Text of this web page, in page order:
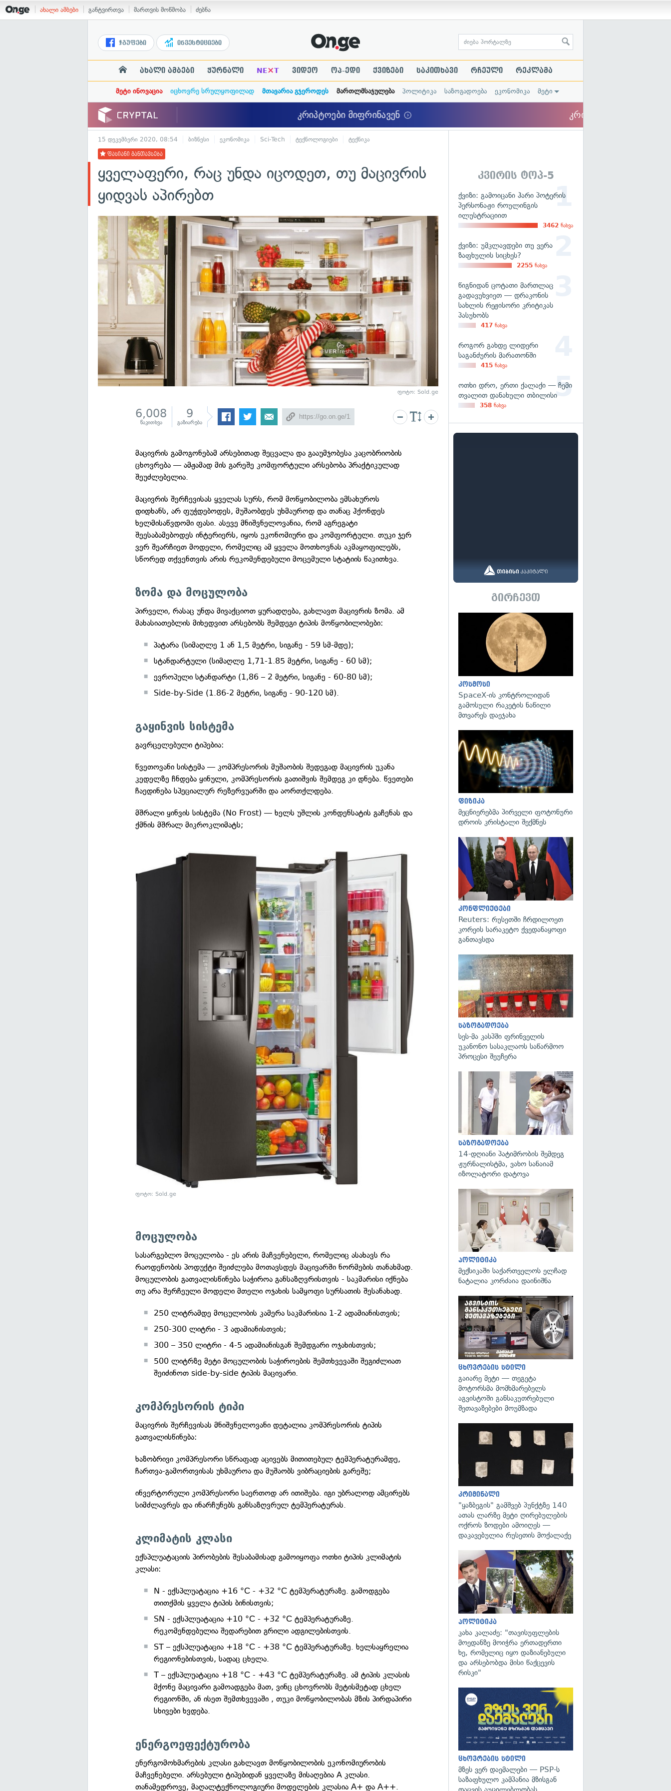
ახალი ამბები განტვირთვა მართვის მოწმობა ძებნა
ჯგუფები ინვესტიციები
ახალი ამბები ჟურნალი NE×T ვიდეო ოპ-ედი ქვიზები საკითხავი რჩეული რეკლამა
მეტი ინოვაცია იცხოვრე სრულყოფილად მთავარია გჯეროდეს მართლმსაჯულება პოლიტიკა საზოგადოება ეკონომიკა მეტი
15 დეკემბერი 2020, 08:54 ბიზნესი ეკონომიკა Sci-Tech ტექნოლოგიები ტექნიკა
ფასიანი განთავსება
ყველაფერი, რაც უნდა იცოდეთ, თუ მაცივრის
ყიდვას აპირებთ
ფოტო: Sold.ge
6,008
წაკითხვა
9
გაზიარება
მაცივრის გამოგონებამ არსებითად შეცვალა და გააუმჯობესა კაცობრიობის
ცხოვრება — ამჟამად მის გარეშე კომფორტული არსებობა პრაქტიკულად
შეუძლებელია.
მაცივრის შერჩევისას ყველას სურს, რომ მოწყობილობა ემსახუროს
დიდხანს, არ ფუჭდებოდეს, მუშაობდეს უხმაუროდ და თანაც ჰქონდეს
ხელმისაწვდომი ფასი. ასევე მნიშვნელოვანია, რომ აგრეგატი
შეესაბამებოდეს ინტერიერს, იყოს ეკონომიური და კომფორტული. თუკი ჯერ
ვერ შეარჩიეთ მოდელი, რომელიც ამ ყველა მოთხოვნას აკმაყოფილებს,
სწორედ თქვენთვის არის რეკომენდებული მოცემული სტატიის წაკითხვა.
ზომა და მოცულობა
პირველი, რასაც უნდა მივაქციოთ ყურადღება, გახლავთ მაცივრის ზომა. ამ
მახასიათებლის მიხედვით არსებობს შემდეგი ტიპის მოწყობილობები:
პატარა (სიმაღლე 1 ან 1,5 მეტრი, სიგანე - 59 სმ-მდე);
სტანდარტული (სიმაღლე 1,71-1.85 მეტრი, სიგანე - 60 სმ);
ევროპული სტანდარტი (1,86 – 2 მეტრი, სიგანე - 60-80 სმ);
Side-by-Side (1.86-2 მეტრი, სიგანე - 90-120 სმ).
გაყინვის სისტემა
გავრცელებული ტიპებია:
წვეთოვანი სისტემა — კომპრესორის მუშაობის შედეგად მაცივრის უკანა
კედელზე ჩნდება ყინული, კომპრესორის გათიშვის შემდეგ კი დნება. წვეთები
ჩაედინება სპეციალურ რეზერვუარში და აორთქლდება.
მშრალი ყინვის სისტემა (No Frost) — ხელს უშლის კონდენსატის გაჩენას და
ქმნის მშრალ მიკროკლიმატს;
ფოტო: Sold.ge
მოცულობა
სასარგებლო მოცულობა - ეს არის მაჩვენებელი, რომელიც ასახავს რა
რაოდენობის პოდუქტი შეიძლება მოთავსდეს მაცივარში ნორმების თანახმად.
მოცულობის გათვალისწინება საჭიროა განსაზღვრისთვის - საკმარისი იქნება
თუ არა შერჩეული მოდელი მთელი ოჯახის სამყოფი სურსათის შესანახად.
250 ლიტრამდე მოცულობის კამერა საკმარისია 1-2 ადამიანისთვის;
250-300 ლიტრი - 3 ადამიანისთვის;
300 – 350 ლიტრი - 4-5 ადამიანისგან შემდგარი ოჯახისთვის;
500 ლიტრზე მეტი მოცულობის საჭიროების შემთხვევაში შეგიძლიათ
შეიძინოთ side-by-side ტიპის მაცივარი.
კომპრესორის ტიპი
მაცივრის შერჩევისას მნიშვნელოვანი დეტალია კომპრესორის ტიპის
გათვალისწინება:
ხაზობრივი კომპრესორი სწრაფად აცივებს მითითებულ ტემპერატურამდე,
ჩართვა-გამორთვისას უხმაუროა და მუშაობს ვიბრაციების გარეშე;
ინვერტორული კომპრესორი საერთოდ არ ითიშება. იგი უბრალოდ ამცირებს
სიმძლავრეს და ინარჩუნებს განსაზღვრულ ტემპერატურას.
კლიმატის კლასი
ექსპლუატაციის პირობების შესაბამისად გამოიყოფა ოთხი ტიპის კლიმატის
კლასი:
N - ექსპლუატაცია +16 °С - +32 °С ტემპერატურაზე. გამოდგება
თითქმის ყველა ტიპის ბინისთვის;
SN - ექსპლუატაცია +10 °С - +32 °С ტემპერატურაზე.
რეკომენდებულია შედარებით გრილი ადგილებისთვის.
ST – ექსპლუატაცია +18 °С - +38 °С ტემპერატურაზე. ხელსაყრელია
რეგიონებისთვის, სადაც ცხელა.
Т – ექსპლუატაცია +18 °С - +43 °С ტემპერატურაზე. ამ ტიპის კლასის
მქონე მაცივარი გამოადგება მათ, ვინც ცხოვრობს მეტისმეტად ცხელ
რეგიონში, ან ისეთ შემთხვევაში , თუკი მოწყობილობას მზის პირდაპირი
სხივები ხვდება.
ენერგოეფექტურობა
ენერგომოხმარების კლასი გახლავთ მოწყობილობის ეკონომიურობის
მაჩვენებელი. არსებული ტიპებიდან ყველაზე მისაღებია A კლასი.
თანამედროვე, მაღალტექნოლოგიური მოდელების კლასია А+ და А++.
კვირის ტოპ-5
ქვიზი: გამოიცანი ჰარი პოტერის
პერსონაჟი როულინგის
ილუსტრაციით
3462 ნახვა
ქვიზი: უმკლავდები თუ ვერა
ზაფხულის სიცხეს?
2255 ნახვა
წიგნიდან ცოტათი მართლაც
გადავუხვიეთ — დრაკონის
სახლის რეჟისორი კრიტიკას
პასუხობს
417 ნახვა
როგორ გახდე ლიდერი
საგანძურის მარათონში
415 ნახვა
ოთხი დრო, ერთი ქალაქი — ჩემი
თვალით დანახული თბილისი
358 ნახვა
გირჩევთ
კოსმოსი
SpaceX-ის კონტროლიდან
გამოსული რაკეტის ნაწილი
მთვარეს დაეჯახა
ფიზიკა
მეცნიერებმა პირველი ფოტონური
დროის კრისტალი შექმნეს
კონფლიქტები
Reuters: რუსეთში ჩრდილოეთ
კორეის სარაკეტო ქვედანაყოფი
განთავსდა
საზოგადოება
სეს-მა კასპში ფრინველის
უკანონო სასაკლაოს საწარმოო
პროცესი შეუჩერა
საზოგადოება
14-დღიანი პატიმრობის შემდეგ
ჟურნალისტმა, ვახო სანაიამ
იზოლატორი დატოვა
პოლიტიკა
მექსიკაში საქართველოს ელჩად
ნატალია კორძაია დაინიშნა
ცხოვრების სტილი
გაიარე მეტი — თეგეტა
მოტორსმა მომხმარებელს
აგვისტოში განსაკუთრებული
შეთავაზებები მოუმზადა
კრიმინალი
"ყაზბეგის" გამშვებ პუნქტზე 140
ათას ლარზე მეტი ღირებულების
ოქროს ზოდები ამოიღეს —
დაკავებულია რუსეთის მოქალაქე
პოლიტიკა
კახა კალაძე: "თავისუფლების
მოედანზე მოიჭრა ერთადერთი
ხე, რომელიც იყო დაზიანებული
და არსებობდა მისი წაქცევის
რისკი"
ცხოვრების სტილი
მზეს ვერ დაემალები — PSP-ს
საზაფხულო კამპანია მზისგან